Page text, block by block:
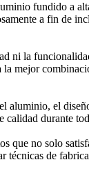
fundido a
a fin de
ni la
mejor
aluminio, el
durante
que no solo
de